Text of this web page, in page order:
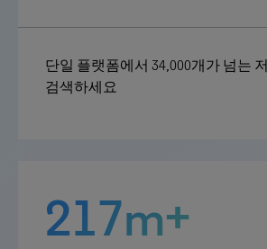
단일 플랫폼에서 34,000개가 넘는
검색하세요
217m+